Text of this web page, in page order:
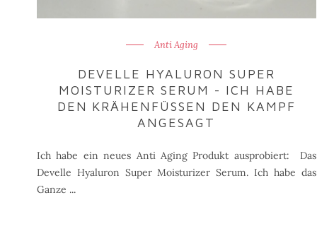
Anti Aging
DEVELLE HYALURON SUPER
MOISTURIZER SERUM - ICH HABE
DEN KRÄHENFÜSSEN DEN KAMPF A
NGESAGT
Ich habe ein neues Anti Aging Produkt ausprobiert: Das
Develle Hyaluron Super Moisturizer Serum. Ich habe das
Ganze ...